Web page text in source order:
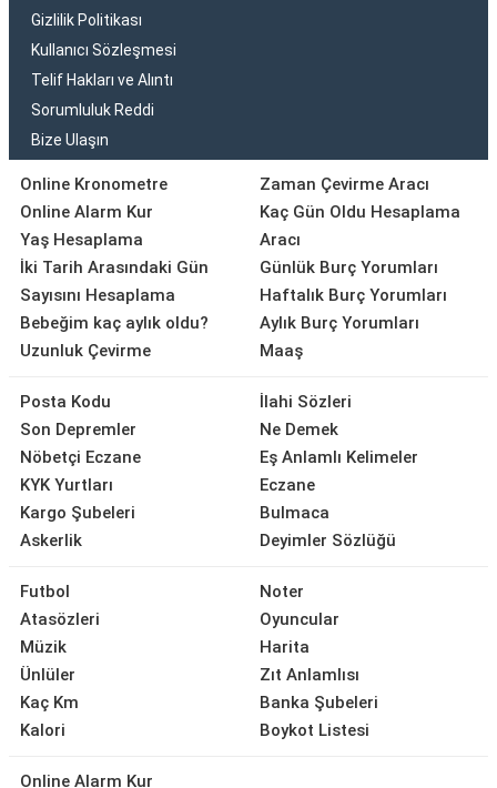
Gizlilik Politikası
Kullanıcı Sözleşmesi
Telif Hakları ve Alıntı
Sorumluluk Reddi
Bize Ulaşın
Online Kronometre
Online Alarm Kur
Yaş Hesaplama
İki Tarih Arasındaki Gün
Sayısını Hesaplama
Bebeğim kaç aylık oldu?
Uzunluk Çevirme
Zaman Çevirme Aracı
Kaç Gün Oldu Hesaplama
Aracı
Günlük Burç Yorumları
Haftalık Burç Yorumları
Aylık Burç Yorumları
Maaş
Posta Kodu
Son Depremler
Nöbetçi Eczane
KYK Yurtları
Kargo Şubeleri
Askerlik
İlahi Sözleri
Ne Demek
Eş Anlamlı Kelimeler
Eczane
Bulmaca
Deyimler Sözlüğü
Futbol
Atasözleri
Müzik
Ünlüler
Kaç Km
Kalori
Noter
Oyuncular
Harita
Zıt Anlamlısı
Banka Şubeleri
Boykot Listesi
Online Alarm Kur